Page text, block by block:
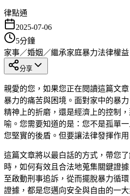
律點通
2025-07-06
5分鐘
家事／婚姻／繼承家庭暴力法律權益
分享
親愛的您，如果您正在閱讀這篇文
暴力的痛苦與困境。面對家中的暴
精神上的折磨，還是經濟上的控制
喻。您需要知道的是：您不是孤單
您堅實的後盾。但要讓法律發揮作
這篇文章將以最白話的方式，帶您
時，如何有效且合法地蒐集關鍵證
至啟動刑事追訴，從而擺脫暴力循
證據，都是您邁向安全與自由的一大